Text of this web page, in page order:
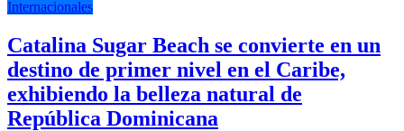
Internacionales
Catalina Sugar Beach se convierte en un
destino de primer nivel en el Caribe,
exhibiendo la belleza natural de
República Dominicana